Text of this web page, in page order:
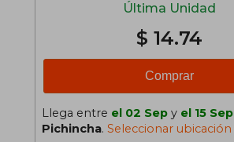
Última Unidad
$ 14.74
Comprar
Llega entre el 02 Sep y el 15 Sep
Pichincha. Seleccionar ubicación